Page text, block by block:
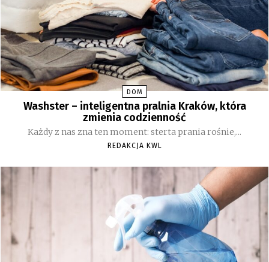
DOM
Washster – inteligentna pralnia Kraków, która
zmienia codzienność
Każdy z nas zna ten moment: sterta prania rośnie,...
REDAKCJA KWL